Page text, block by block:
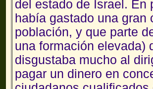
del estado de Israel. En
había gastado una gran
población, y que parte
una formación elevada)
disgustaba mucho al
pagar un dinero en